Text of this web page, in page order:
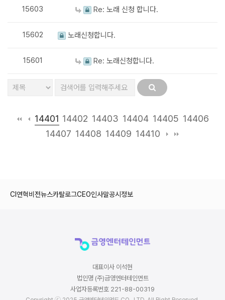
15603 Re: 노래 신청 합니다.
15602 노래신청합니다.
15601 Re: 노래신청합니다.
14401 14402 14403 14404 14405 14406
14407 14408 14409 14410
CI 연혁비전뉴스카탈로그CEO인사말공시정보
대표이사 이석현
법인명 (주)금영엔터테인먼트
사업자등록번호 221-88-00319